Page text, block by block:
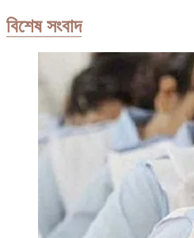
বিশেষ সংবাদ